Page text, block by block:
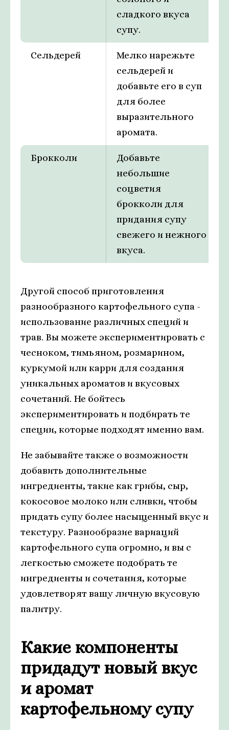
сладкого вкуса
супу.
Сельдерей
Мелко нарежьте
сельдерей и
добавьте его в суп
для более
выразительного
аромата.
Брокколи
Добавьте
небольшие
соцветия
брокколи для
придания супу
свежего и нежного
вкуса.
Другой способ приготовления
разнообразного картофельного супа -
использование различных специй и
трав. Вы можете экспериментировать с
чесноком, тимьяном, розмарином,
куркумой или карри для создания
уникальных ароматов и вкусовых
сочетаний. Не бойтесь
экспериментировать и подбирать те
специи, которые подходят именно вам.
Не забывайте также о возможности
добавить дополнительные
ингредиенты, такие как грибы, сыр,
кокосовое молоко или сливки, чтобы
придать супу более насыщенный вкус и
текстуру. Разнообразие вариаций
картофельного супа огромно, и вы с
легкостью сможете подобрать те
ингредиенты и сочетания, которые
удовлетворят вашу личную вкусовую
палитру.
Какие компоненты
придадут новый вкус
и аромат
картофельному супу